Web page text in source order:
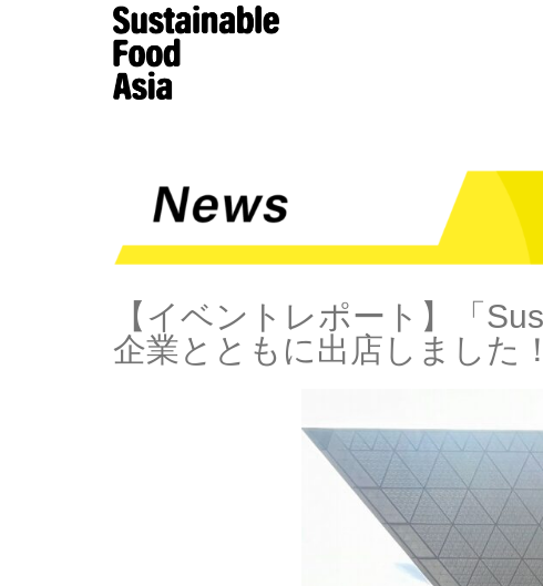
【イベントレポート】「
企業とともに出店しました！